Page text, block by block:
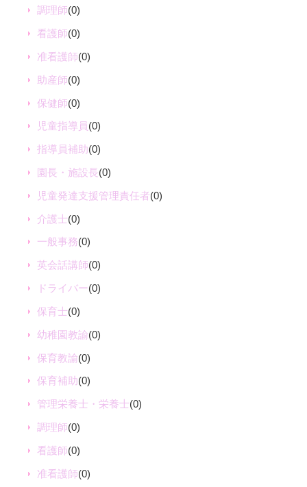
調理師(0)
看護師(0)
准看護師(0)
助産師(0)
保健師(0)
児童指導員(0)
指導員補助(0)
園長・施設長(0)
児童発達支援管理責任者(0)
介護士(0)
一般事務(0)
英会話講師(0)
ドライバー(0)
保育士(0)
幼稚園教諭(0)
保育教諭(0)
保育補助(0)
管理栄養士・栄養士(0)
調理師(0)
看護師(0)
准看護師(0)